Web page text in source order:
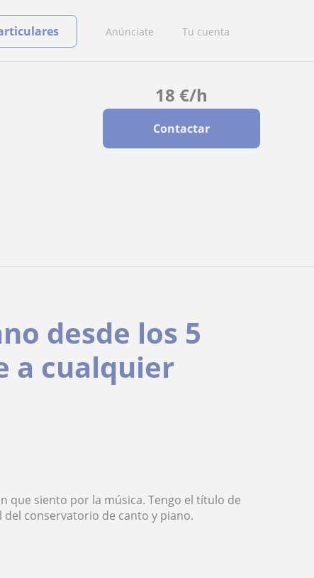
Anúnciate Tu cuenta
18 €/h
Contactar
desde los 5
a cualquier
que siento por la música. Tengo el título de
conservatorio de canto y piano.